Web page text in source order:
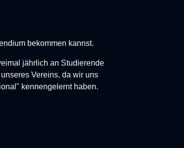
bekommen kannst.
jährlich an Studierende
Vereins, da wir uns
kennengelernt haben.